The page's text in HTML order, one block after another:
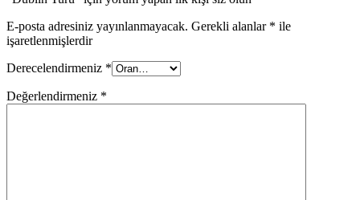
E-posta adresiniz yayınlanmayacak. Gerekli alanlar * ile
işaretlenmişlerdir
Derecelendirmeniz *
Değerlendirmeniz *